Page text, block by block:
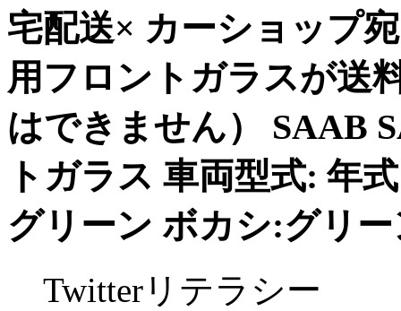
宅配送× カーショップ
用フロントガラスが送
はできません） SAAB
トガラス 車両型式: 年
グリーン ボカシ:グリ
Twitterリテラシー